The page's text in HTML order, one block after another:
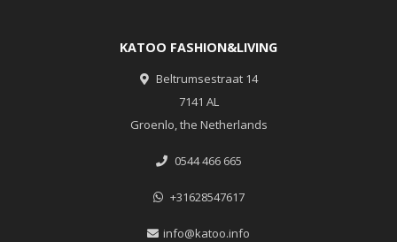
KATOO FASHION&LIVING
Beltrumsestraat 14
7141 AL
Groenlo, the Netherlands
0544 466 665
+31628547617
info@katoo.info